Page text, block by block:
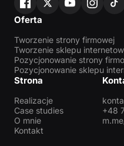
Oferta
Tworzenie strony firmowej
Tworzenie sklepu
Pozycjonowanie strony
Pozycjonowanie sklepu
Strona
Realizacje
Case studies
O mnie
Kontakt
+48